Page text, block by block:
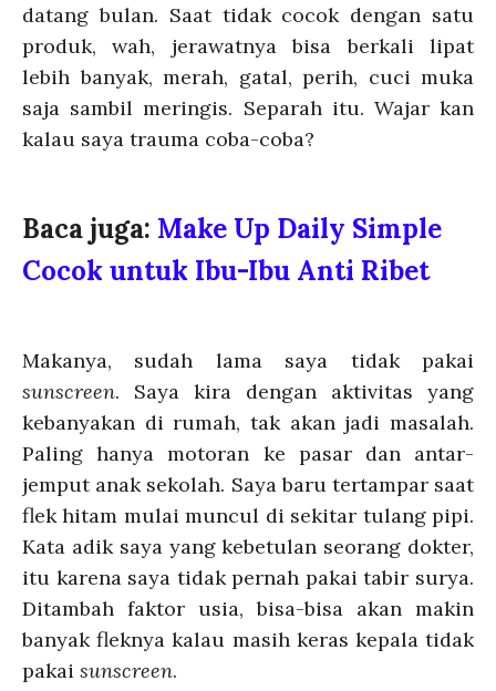
datang bulan. Saat tidak cocok dengan satu
produk, wah, jerawatnya bisa berkali lipat
lebih banyak, merah, gatal, perih, cuci muka
saja sambil meringis. Separah itu. Wajar kan
kalau saya trauma coba-coba?
Baca juga: Make Up Daily Simple
Cocok untuk Ibu-Ibu Anti Ribet
Makanya, sudah lama saya tidak pakai
sunscreen. Saya kira dengan aktivitas yang
kebanyakan di rumah, tak akan jadi masalah.
Paling hanya motoran ke pasar dan antar-
jemput anak sekolah. Saya baru tertampar saat
flek hitam mulai muncul di sekitar tulang pipi.
Kata adik saya yang kebetulan seorang dokter,
itu karena saya tidak pernah pakai tabir surya.
Ditambah faktor usia, bisa-bisa akan makin
banyak fleknya kalau masih keras kepala tidak
pakai sunscreen.